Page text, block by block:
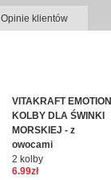
Opinie klientów
VITAKRAFT EMOTION
KOLBY DLA ŚWINKI
MORSKIEJ - z
owocami
2 kolby
6.99zł